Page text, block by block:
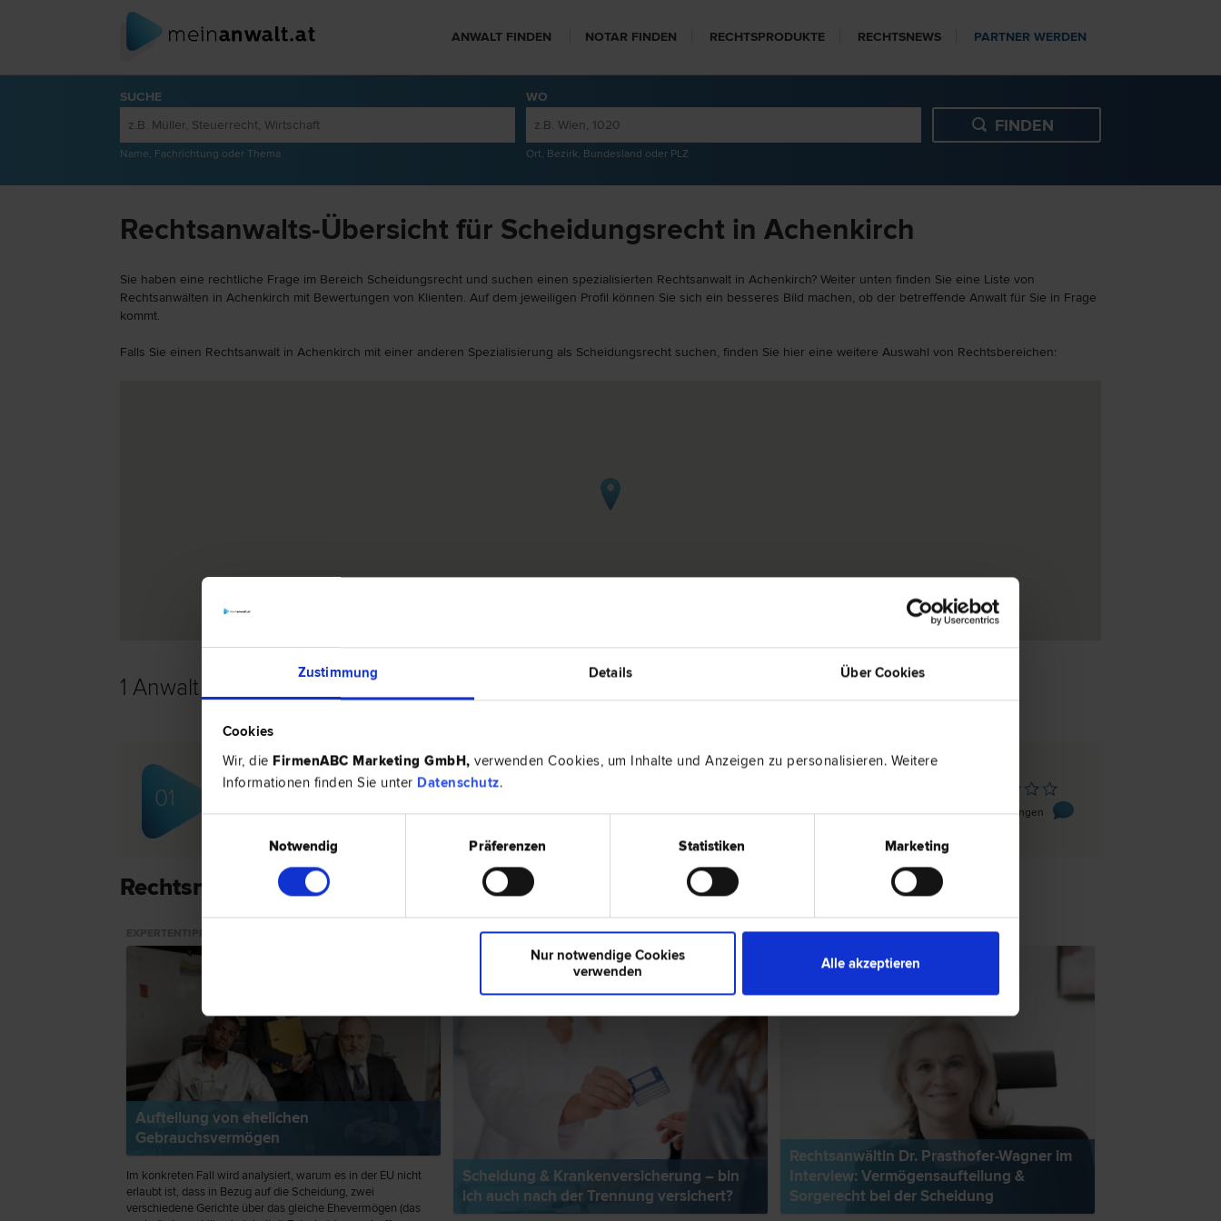
Zustimmung Details Über Cookies
Cookies
Wir, die FirmenABC Marketing GmbH, verwenden Cookies, um Inhalte und Anzeigen zu personalisieren. Weitere
Informationen finden Sie unter Datenschutz.
Notwendig
Präferenzen Statistiken Marketing
Nur notwendige Cookies
verwenden
Alle akzeptieren
ANWALT FINDEN NOTAR FINDEN RECHTSPRODUKTE RECHTSNEWS PARTNER WERDEN
SUCHE
Name, Fachrichtung oder Thema
WO
Ort, Bezirk, Bundesland oder PLZ
Rechtsanwalts-Übersicht für Scheidungsrecht in Achenkirch
Sie haben eine rechtliche Frage im Bereich Scheidungsrecht und suchen einen spezialisierten Rechtsanwalt in Achenkirch? Weiter unten finden Sie eine Liste von
Rechtsanwälten in Achenkirch mit Bewertungen von Klienten. Auf dem jeweiligen Profil können Sie sich ein besseres Bild machen, ob der betreffende Anwalt für Sie in Frage
kommt.
Falls Sie einen Rechtsanwalt in Achenkirch mit einer anderen Spezialisierung als Scheidungsrecht suchen, finden Sie hier eine weitere Auswahl von Rechtsbereichen:
1 Anwalt - Scheidungsrecht in Achenkirch
01
Dr. Daniela ENTNER
Scheidungs­recht | Erb­recht | Liegenschafts- und Immobilien­recht
0 Bewertungen
Rechtsnews & Expertentipps zum Thema "Scheidungsrecht"
Aufteilung von ehelichen
Gebrauchsvermögen
Im konkreten Fall wird analysiert, warum es in der EU nicht
erlaubt ist, dass in Bezug auf die Scheidung, zwei
verschiedene Gerichte über das gleiche Ehevermögen (das
RECHTSNEWS
Scheidung & Krankenversicherung – bin
ich auch nach der Trennung versichert?
EXPERTENTIPP
Rechtsanwältin Dr. Prasthofer-Wagner im
Interview: Vermögensaufteilung &
Sorgerecht bei der Scheidung